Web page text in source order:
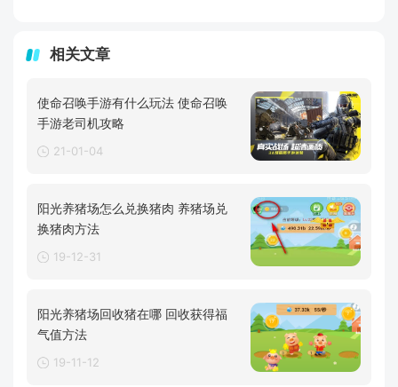
相关文章
使命召唤手游有什么玩法 使命召唤
手游老司机攻略
21-01-04
阳光养猪场怎么兑换猪肉 养猪场兑
换猪肉方法
19-12-31
阳光养猪场回收猪在哪 回收获得福
气值方法
19-11-12